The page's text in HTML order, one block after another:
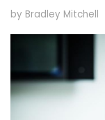
by Bradley Mitchell